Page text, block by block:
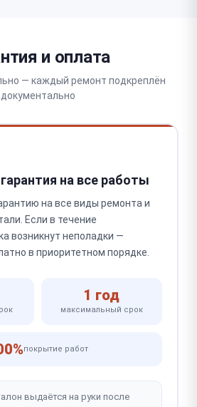
и оплата
— каждый ремонт подкреплён
документально
на все работы
на все виды ремонта и
Если в течение
возникнут неполадки —
в приоритетном порядке.
1 год
максимальный срок
покрытие работ
выдаётся на руки после